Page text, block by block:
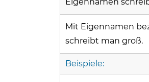
Mit Eigennamen
schreibt man groß.
Beispiele: